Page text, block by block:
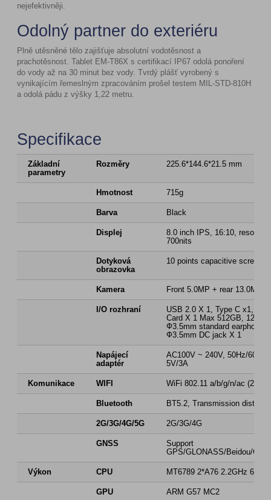
nejefektivněji.
Odolný partner do exteriéru
Plně utěsněné tělo zajišťuje absolutní vodotěsnost a
prachotěsnost. Tablet EM-T86X s certifikací IP67 odolá ponoření
do vody až na 30 minut bez vody. Tvrdý plášť vyrobený s
vynikajícím řemeslným zpracováním prošel testem MIL-STD-810H
a odolá pádu z výšky 1,22 metru.
Specifikace
Základní
parametry
Rozměry 225.6*144.6*21.5 mm
Hmotnost 715g
Barva Black
Displej
8.0 inch IPS, 16:10,
700nits
Dotyková
obrazovka
10 points capacitive screen
Kamera Front 5.0MP + rear 13.0MP
I/O rozhraní
USB 2.0 X 1, Type C x1,
Card X 1 Max 512GB,
Ф3.5mm standard earphone
Ф3.5mm DC jack X 1
Napájecí
adaptér
AC100V ~ 240V, 50Hz/60Hz,
5V/3A
Komunikace WIFI WiFi 802.11 a/b/g/n/ac
Bluetooth BT5.2, Transmission
2G/3G/4G/5G 2G/3G/4G
GNSS
Support
GPS/GLONASS/Beidou/
Výkon CPU MT6789 2*A76 2.2GHz
GPU ARM G57 MC2